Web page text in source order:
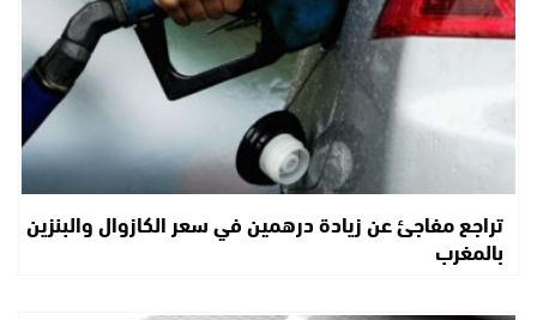
تراجع مفاجئ عن زيادة درهمين في سعر الكازوال والبنزين
بالمغرب